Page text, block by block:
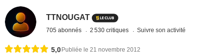
TTNOUGAT
705 abonnés 2 530 critiques Suivre son activité
5,0 Publiée le 21 novembre 2012